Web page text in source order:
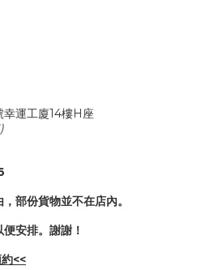
幸運工廈14樓H座
部份貨物並不在店內。
安排。謝謝！
<<